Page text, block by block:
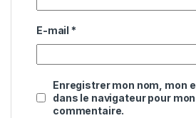
E-mail *
Enregistrer mon nom, mon
dans le navigateur pour
commentaire.